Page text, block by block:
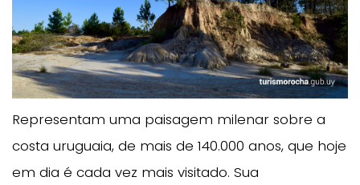
Representam uma paisagem milenar sobre a
costa uruguaia, de mais de 140.000 anos, que hoje
em dia é cada vez mais visitado. Sua